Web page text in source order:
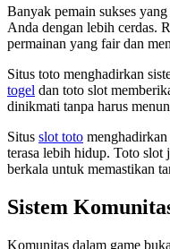
Banyak pemain sukses
Anda dengan lebih cerdas.
permainan yang fair dan
Situs toto menghadirkan
togel dan toto slot
dinikmati tanpa harus
Situs slot toto
terasa lebih hidup. Toto slot
berkala untuk memastikan
Sistem
Komunitas dalam game